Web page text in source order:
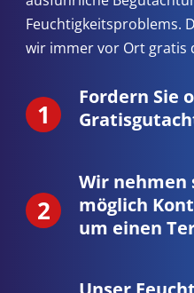
Feuchtigkeitsproblems.
wir immer vor Ort gratis
Fordern Sie
Wir nehmen
möglich
um einen